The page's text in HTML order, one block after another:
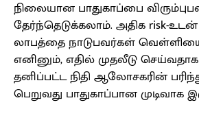
நிலையான பாதுகாப்பை
தேர்ந்தெடுக்கலாம். அதிக risk-உடன்
லாபத்தை நாடுபவர்கள்
எனினும், எதில் முதலீடு
தனிப்பட்ட நிதி ஆலோசகரின்
பெறுவது பாதுகாப்பான முடிவாக